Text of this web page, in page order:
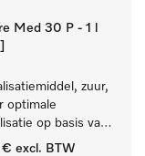
Med 30 P - 1 l
zuur,
optimale
op basis van
zuren.
€ excl. BTW